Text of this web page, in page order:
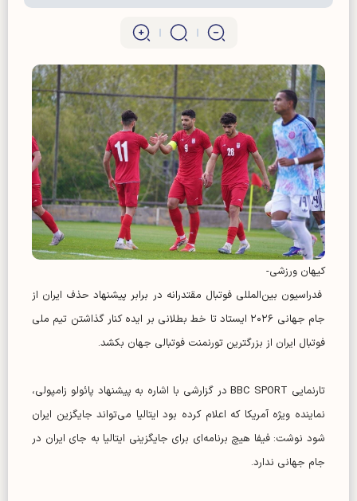
کیهان ورزشی-
فدراسیون بین‌المللی فوتبال مقتدرانه در برابر پیشنهاد حذف ایران از
جام جهانی ۲۰۲۶ ایستاد تا خط بطلانی بر ایده کنار گذاشتن تیم ملی
فوتبال ایران از بزرگترین تورنمنت فوتبالی جهان بکشد.
تارنمایی BBC SPORT در گزارشی با اشاره به پیشنهاد پائولو زامپولی،
نماینده ویژه آمریکا که اعلام کرده بود ایتالیا می‌تواند جایگزین ایران
شود نوشت: فیفا هیچ برنامه‌ای برای جایگزینی ایتالیا به جای ایران در
جام جهانی ندارد.